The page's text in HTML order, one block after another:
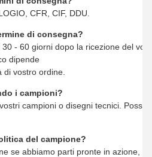
CFR, CIF, DDU.
di consegna?
- 60 giorni dopo la ricezione del
dipende
di vostro ordine.
i campioni?
campioni o disegni tecnici.
del campione?
se abbiamo parti pronte in azione,